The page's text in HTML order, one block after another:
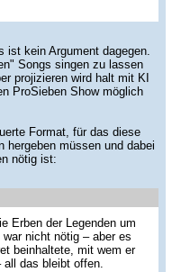
ist kein Argument dagegen.
Songs singen zu lassen
projizieren wird halt mit KI
ProSieben Show möglich
Format, für das diese
hergeben müssen und dabei
nötig ist:
Erben der Legenden um
nicht nötig – aber es
beinhaltete, mit wem er
all das bleibt offen.